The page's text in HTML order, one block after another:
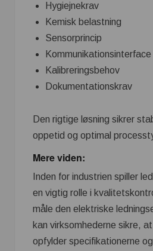
Hygiejnekrav
Kemisk belastning
Sensorprincip
Kommunikationsinterface
Kalibreringsbehov
Dokumentationskrav
Den rigtige løsning sikrer
oppetid og optimal
Mere viden:
Inden for industrien spiller
en vigtig rolle i
måle den elektriske
kan virksomhederne sikre,
opfylder specifikationerne